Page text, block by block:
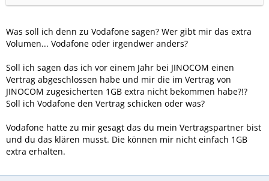
Was soll ich denn zu Vodafone sagen? Wer gibt mir das extra
Volumen... Vodafone oder irgendwer anders?
Soll ich sagen das ich vor einem Jahr bei JINOCOM einen
Vertrag abgeschlossen habe und mir die im Vertrag von
JINOCOM zugesicherten 1GB extra nicht bekommen habe?!?
Soll ich Vodafone den Vertrag schicken oder was?
Vodafone hatte zu mir gesagt das du mein Vertragspartner bist
und du das klären musst. Die können mir nicht einfach 1GB
extra erhalten.